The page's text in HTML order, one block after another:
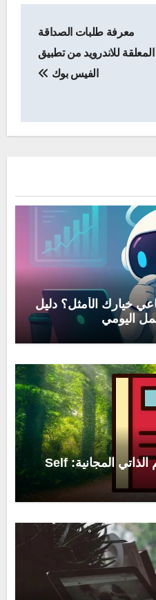
معرفة طلبات الصداقة
المعلقة للاندرويد من تطبيق
الفيس بوك
خيارك الأمثل؟ دليل
اليومي
(٣٠) أفضل مواقع التعليم الذاتي المجانية: Self